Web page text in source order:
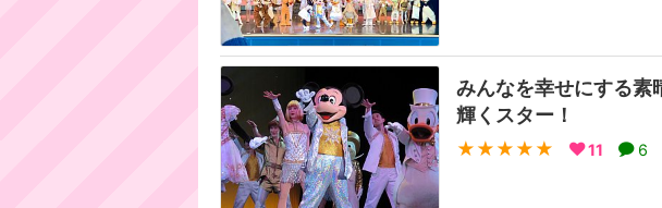
みんなを幸せにする素
輝くスター！
★★★★★ 11 6